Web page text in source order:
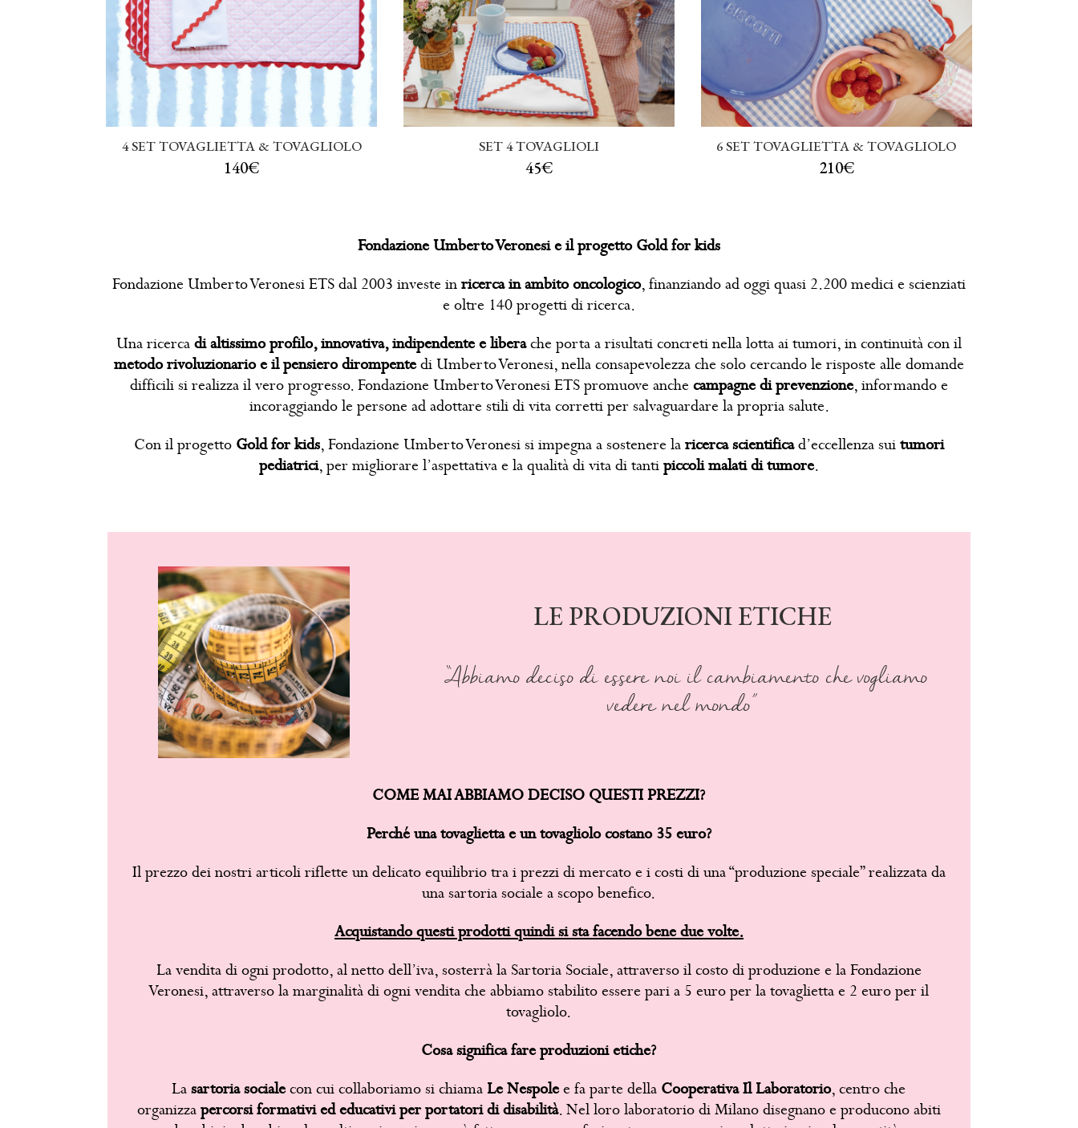
4 SET TOVAGLIETTA & TOVAGLIOLO
140€
SET 4 TOVAGLIOLI
45€
6 SET TOVAGLIETTA & TOVAGLIOLO
210€
Fondazione Umberto Veronesi e il progetto Gold for kids
Fondazione Umberto Veronesi ETS dal 2003 investe inricerca in ambito oncologico, finanziando ad oggi quasi 2.200 medici e scienziati
e oltre 140 progetti di ricerca.
Una ricercadi altissimo profilo, innovativa, indipendente e liberache porta a risultati concreti nella lotta ai tumori, in continuità con il
metodo rivoluzionario e il pensiero dirompentedi Umberto Veronesi, nella consapevolezza che solo cercando le risposte alle domande
difficili si realizza il vero progresso. Fondazione Umberto Veronesi ETS promuove anche campagne di prevenzione, informando e
incoraggiando le persone ad adottare stili di vita corretti per salvaguardare la propria salute.
Con il progetto Gold for kids, Fondazione Umberto Veronesi si impegna a sostenere laricerca scientificad’eccellenza suitumori
pediatrici, per migliorare l’aspettativa e la qualità di vita di tantipiccoli malati di tumore.
LE PRODUZIONI ETICHE
“Abbiamo deciso di essere noi il cambiamento che vogliamo
vedere nel mondo”
COME MAI ABBIAMO DECISO QUESTI PREZZI?
Perché una tovaglietta e un tovagliolo costano 35 euro?
Il prezzo dei nostri articoli riflette un delicato equilibrio tra i prezzi di mercato e i costi di una “produzione speciale” realizzata da
una sartoria sociale a scopo benefico.
Acquistando questi prodotti quindi si sta facendo bene due volte.
La vendita di ogni prodotto, al netto dell’iva, sosterrà la Sartoria Sociale, attraverso il costo di produzione e la Fondazione
Veronesi, attraverso la marginalità di ogni vendita che abbiamo stabilito essere pari a 5 euro per la tovaglietta e 2 euro per il
tovagliolo.
Cosa significa fare produzioni etiche?
Lasartoria socialecon cui collaboriamo si chiama Le Nespolee fa parte della Cooperativa Il Laboratorio, centro che
organizzapercorsi formativi ed educativi per portatori di disabilità. Nel loro laboratorio di Milano disegnano e producono abiti